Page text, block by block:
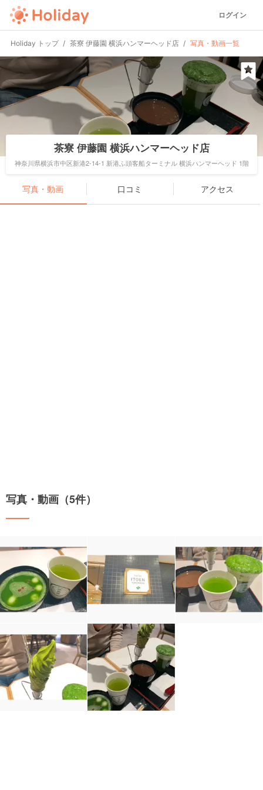
ログイン
Holiday トップ 茶寮 伊藤園 横浜ハンマーヘッド店 写真・動画一覧
茶寮 伊藤園 横浜ハンマーヘッド店
神奈川県横浜市中区新港2-14-1 新港ふ頭客船ターミナル 横浜ハンマーヘッド 1階
写真・動画 口コミ アクセス
写真・動画（5件）